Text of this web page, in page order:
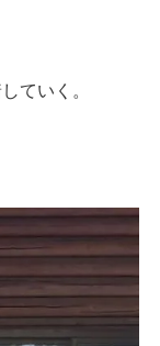
ていく。